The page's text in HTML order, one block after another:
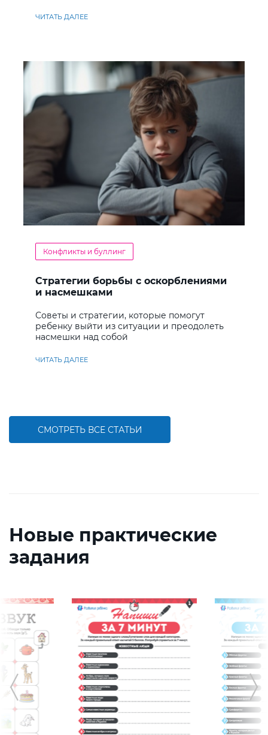
ЧИТАТЬ ДАЛЕЕ
Конфликты и буллинг
Стратегии борьбы с оскорблениями
и насмешками
Советы и стратегии, которые помогут
ребенку выйти из ситуации и преодолеть
насмешки над собой
ЧИТАТЬ ДАЛЕЕ
СМОТРЕТЬ ВСЕ СТАТЬИ
Новые практические
задания